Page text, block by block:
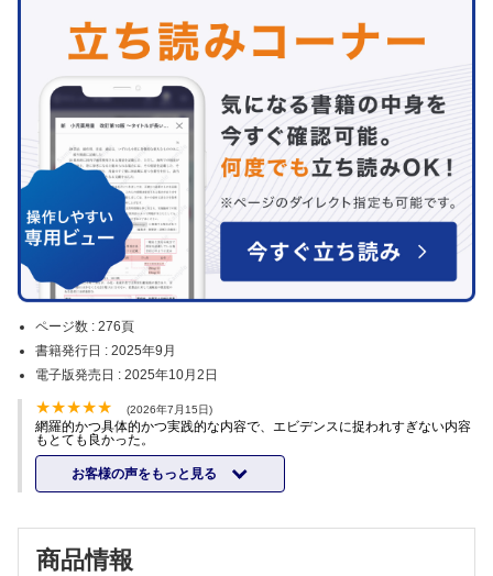
ページ数 : 276頁
書籍発行日 : 2025年9月
電子版発売日 : 2025年10月2日
(2026年7月15日)
網羅的かつ具体的かつ実践的な内容で、エビデンスに捉われすぎない内容
もとても良かった。
お客様の声をもっと見る
商品情報